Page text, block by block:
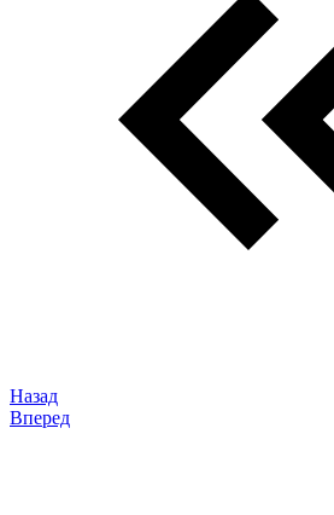
Назад
Вперед